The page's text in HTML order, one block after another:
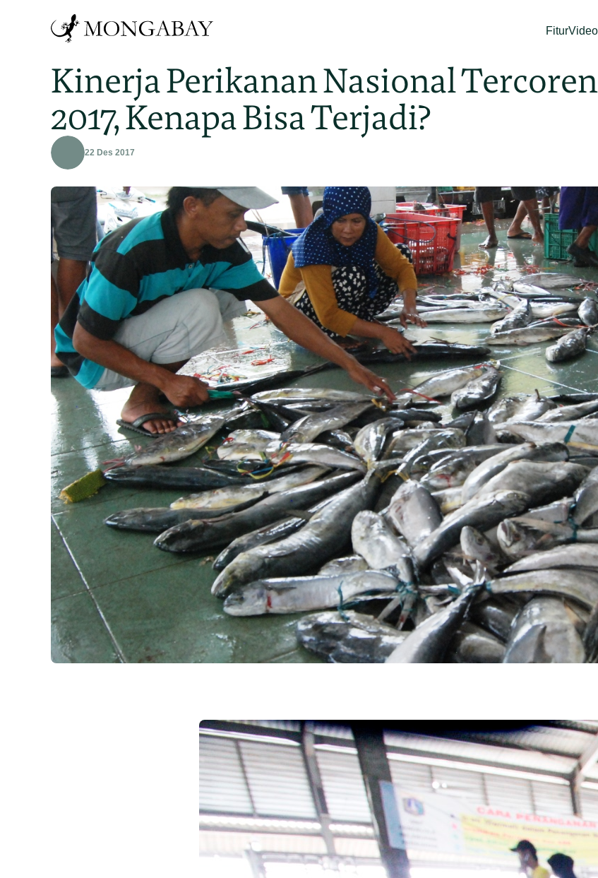
FiturVideo
Kinerja Perikanan Nasional
2017, Kenapa Bisa Terjadi?
22 Des 2017